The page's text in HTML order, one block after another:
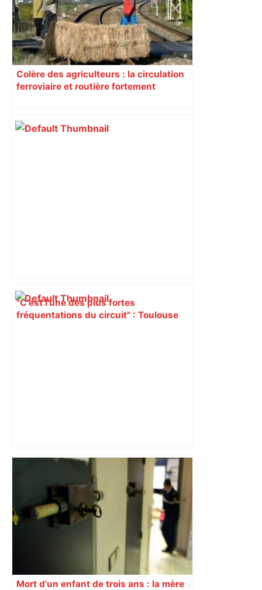
Colère des agriculteurs : la circulation
ferroviaire et routière fortement
"C’est l’une des plus fortes
fréquentations du circuit" : Toulouse
Et si le grand Toulouse chutait ? Les
pronos des demi-finales – Rugbyrama
Mort d’un enfant de trois ans : la mère